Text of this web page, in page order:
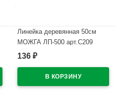
Линейка деревянная 50см
МОЖГА ЛП-500 арт.С209
В наличии
136 ₽